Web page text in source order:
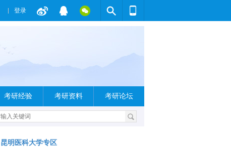
登录
考研经验 考研资料 考研论坛
昆明医科大学专区